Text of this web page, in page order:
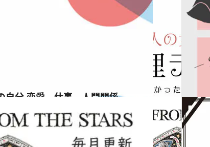
自分 恋愛、仕事、人間関係…